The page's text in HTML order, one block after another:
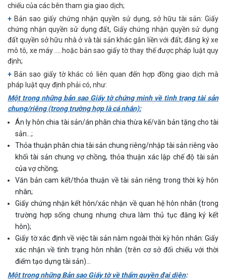
chiếu của các bên tham gia giao dịch;
+ Bản sao giấy chứng nhận quyền sử dụng, sở hữu tài sản: Giấy
chứng nhận quyền sử dụng đất, Giấy chứng nhận quyền sử dụng
đất quyền sở hữu nhà ở và tài sản khác gắn liền với đất; đăng ký xe
mô tô, xe máy …..hoặc bản sao giấy tờ thay thế được pháp luật quy
định;
+ Bản sao giấy tờ khác có liên quan đến hợp đồng giao dịch mà
pháp luật quy định phải có, như:
Một trong những bản sao Giấy tờ chứng minh về tình trạng tài sản
chung/riêng (trong trường hợp là cá nhân):
Án ly hôn chia tài sản/án phân chia thừa kế/văn bản tặng cho tài
sản…;
Thỏa thuận phân chia tài sản chung riêng/nhập tài sản riêng vào
khối tài sản chung vợ chồng, thỏa thuận xác lập chế độ tài sản
của vợ chồng;
Văn bản cam kết/thỏa thuận về tài sản riêng trong thời kỳ hôn
nhân;
Giấy chứng nhận kết hôn/xác nhận về quan hệ hôn nhân (trong
trường hợp sống chung nhưng chưa làm thủ tục đăng ký kết
hôn);
Giấy tờ xác định về việc tài sản nằm ngoài thời kỳ hôn nhân: Giấy
xác nhận về tình trạng hôn nhân (trên cơ sở đối chiếu với thời
điểm tạo dựng tài sản)…
Một trong những Bản sao Giấy tờ về thẩm quyền đại diện: